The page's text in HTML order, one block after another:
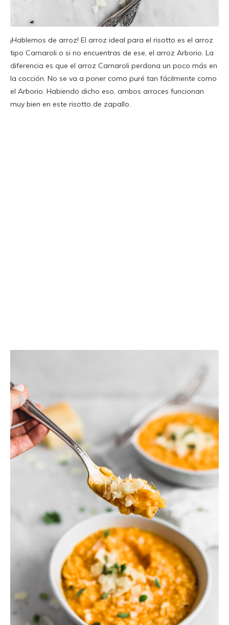
¡Hablemos de arroz! El arroz ideal para el risotto es el arroz
tipo Carnaroli o si no encuentras de ese, el arroz Arborio. La
diferencia es que el arroz Carnaroli perdona un poco más en
la cocción. No se va a poner como puré tan fácilmente como
el Arborio. Habiendo dicho eso, ambos arroces funcionan
muy bien en este risotto de zapallo.